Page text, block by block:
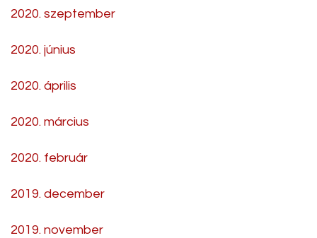
2020. szeptember
2020. június
2020. április
2020. március
2020. február
2019. december
2019. november